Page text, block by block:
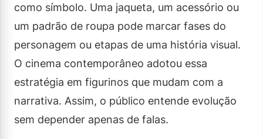
como símbolo. Uma jaqueta, um acessório ou
um padrão de roupa pode marcar fases do
personagem ou etapas de uma história visual.
O cinema contemporâneo adotou essa
estratégia em figurinos que mudam com a
narrativa. Assim, o público entende evolução
sem depender apenas de falas.